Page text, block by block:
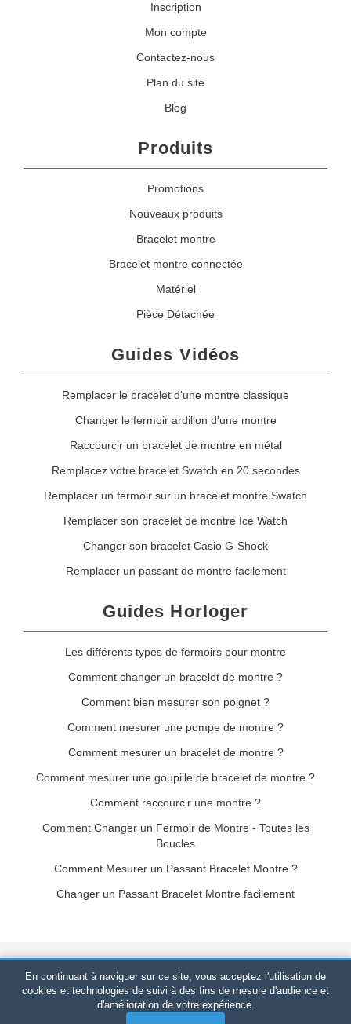
Inscription
Mon compte
Contactez-nous
Plan du site
Blog
Produits
Promotions
Nouveaux produits
Bracelet montre
Bracelet montre connectée
Matériel
Pièce Détachée
Guides Vidéos
Remplacer le bracelet d'une montre classique
Changer le fermoir ardillon d'une montre
Raccourcir un bracelet de montre en métal
Remplacez votre bracelet Swatch en 20 secondes
Remplacer un fermoir sur un bracelet montre Swatch
Remplacer son bracelet de montre Ice Watch
Changer son bracelet Casio G-Shock
Remplacer un passant de montre facilement
Guides Horloger
Les différents types de fermoirs pour montre
Comment changer un bracelet de montre ?
Comment bien mesurer son poignet ?
Comment mesurer une pompe de montre ?
Comment mesurer un bracelet de montre ?
Comment mesurer une goupille de bracelet de montre ?
Comment raccourcir une montre ?
Comment Changer un Fermoir de Montre - Toutes les
Boucles
Comment Mesurer un Passant Bracelet Montre ?
Changer un Passant Bracelet Montre facilement
Bracelet-de-montre.com© 2026Tous droits réservés-SIRET
520 247 727 000 57 -Plateforme Juridique : BP 20075 - 31121
PORTET PDC - France Métropolitaine-Vente en ligne
En continuant à naviguer sur ce site, vous acceptez l'utilisation de
cookies et technologies de suivi à des fins de mesure d'audience et
d'amélioration de votre expérience.